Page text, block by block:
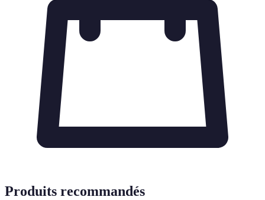
Produits recommandés